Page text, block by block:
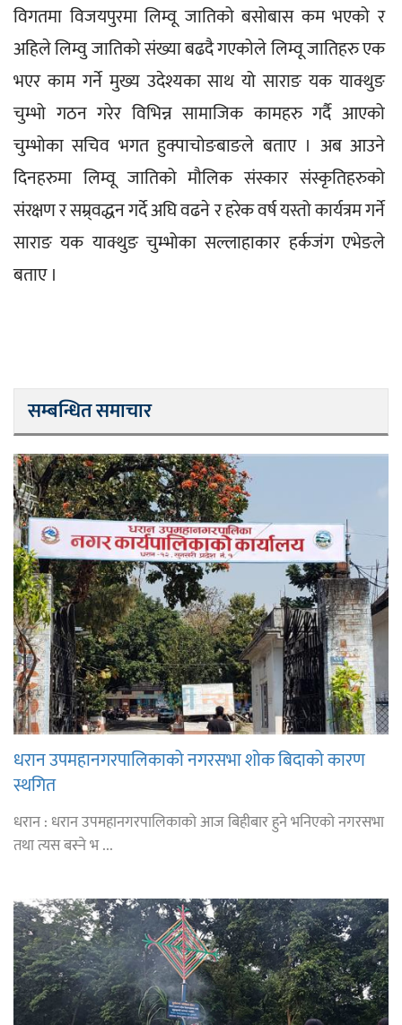
विगतमा विजयपुरमा लिम्वू जातिको बसोबास कम भएको र
अहिले लिम्वु जातिको संख्या बढदै गएकोले लिम्वू जातिहरु एक
भएर काम गर्ने मुख्य उदेश्यका साथ यो साराङ यक याक्थुङ
चुम्भो गठन गरेर विभिन्न सामाजिक कामहरु गर्दै आएको
चुम्भोका सचिव भगत हुक्पाचोङबाङले बताए । अब आउने
दिनहरुमा लिम्वू जातिको मौलिक संस्कार संस्कृतिहरुको
संरक्षण र सम्र्वद्धन गर्दे अघि वढने र हरेक वर्ष यस्तो कार्यत्रम गर्ने
साराङ यक याक्थुङ चुम्भोका सल्लाहाकार हर्कजंग एभेङले
बताए ।
सम्बन्धित समाचार
धरान उपमहानगरपालिकाको नगरसभा शोक बिदाको कारण
स्थगित
धरान : धरान उपमहानगरपालिकाको आज बिहीबार हुने भनिएको नगरसभा
तथा त्यस बस्ने भ ...